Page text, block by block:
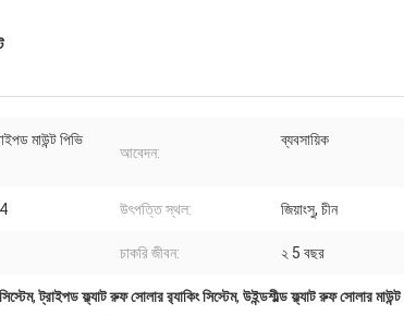
মাউন্ট পিভি
আবেদন:
ব্যবসায়িক
উৎপত্তি স্থল: জিয়াংসু, চীন
চাকরি জীবন: ২ 5 বছর
,ট্রাইপড ফ্ল্যাট রুফ সোলার র‌্যাকিং সিস্টেম, উইন্ডশীল্ড ফ্ল্যাট রুফ সোলার মাউন্ট